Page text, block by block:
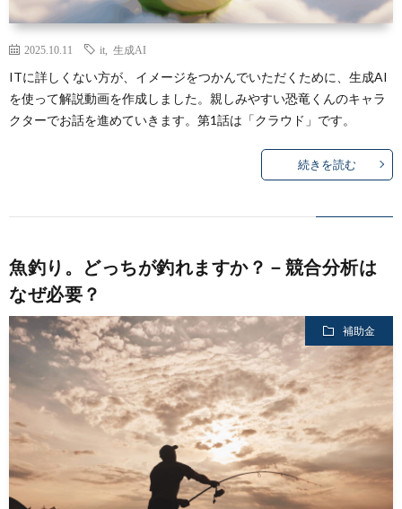
2025.10.11 it 生成AI
ITに詳しくない方が、イメージをつかんでいただくために、生成AI
を使って解説動画を作成しました。親しみやすい恐竜くんのキャラ
クターでお話を進めていきます。第1話は「クラウド」です。
続きを読む
魚釣り。どっちが釣れますか？－競合分析は
なぜ必要？
補助金